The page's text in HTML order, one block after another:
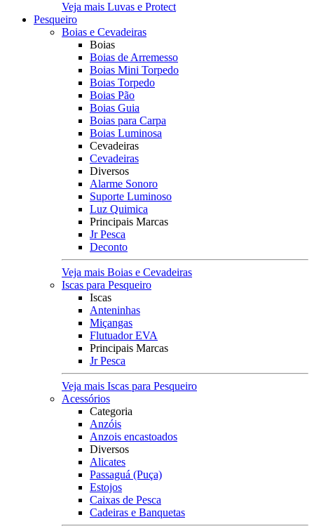
Veja mais Luvas e Protect
Pesqueiro
Boias e Cevadeiras
Boias
Boias de Arremesso
Boias Mini Torpedo
Boias Torpedo
Boias Pão
Boias Guia
Boias para Carpa
Boias Luminosa
Cevadeiras
Cevadeiras
Diversos
Alarme Sonoro
Suporte Luminoso
Luz Quimica
Principais Marcas
Jr Pesca
Deconto
Veja mais Boias e Cevadeiras
Iscas para Pesqueiro
Iscas
Anteninhas
Miçangas
Flutuador EVA
Principais Marcas
Jr Pesca
Veja mais Iscas para Pesqueiro
Acessórios
Categoria
Anzóis
Anzois encastoados
Diversos
Alicates
Passaguá (Puça)
Estojos
Caixas de Pesca
Cadeiras e Banquetas